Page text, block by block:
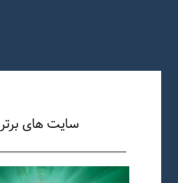
سایت های برتر